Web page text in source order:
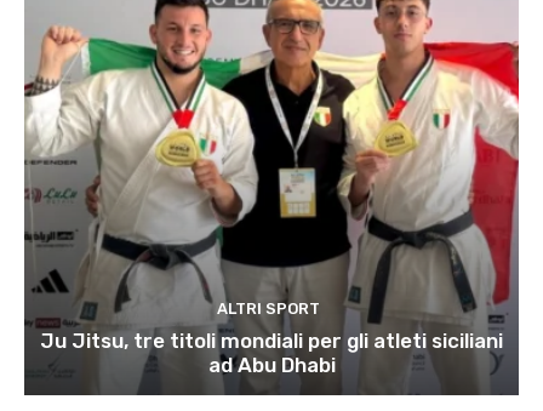
ALTRI SPORT
Ju Jitsu, tre titoli mondiali per gli atleti siciliani
ad Abu Dhabi